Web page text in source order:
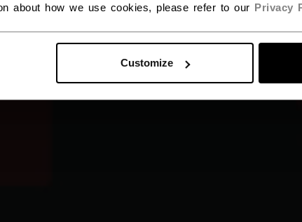
about how we use cookies, please refer to our Privacy
Customize